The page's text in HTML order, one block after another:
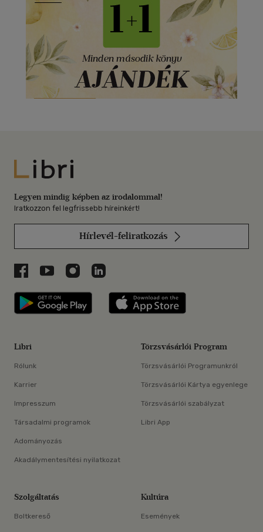
Libri
Legyen mindig képben az irodalommal!
Iratkozzon fel legfrissebb híreinkért!
Hírlevél-feliratkozás
Libri a Facebookon
Libri a Youtube-on
Libri az Instagramon
Libri a LinkedInen
Libri applikáció Szerezd meg: Google
Libri
Rólunk
Karrier
Impresszum
Társadalmi programok
Adományozás
Akadálymentesítési nyilatkozat
Törzsvásárlói Program
Törzsvásárlói Programunkról
Törzsvásárlói Kártya egyenlege
Törzsvásárlói szabályzat
Libri App
Szolgáltatás
Boltkereső
Kultúra
Események